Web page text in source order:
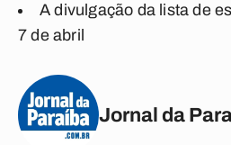
A divulgação da lista de
7 de abril
Jornal da